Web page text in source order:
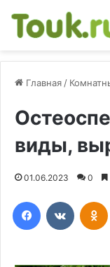
Главная /
виды,
01.06.2023 0